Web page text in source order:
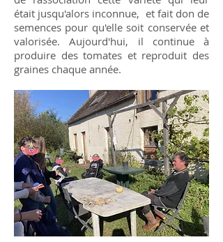
était jusqu'alors inconnue, et fait don de
semences pour qu'elle soit conservée et
valorisée. Aujourd'hui, il continue à
produire des tomates et reproduit des
graines chaque année.